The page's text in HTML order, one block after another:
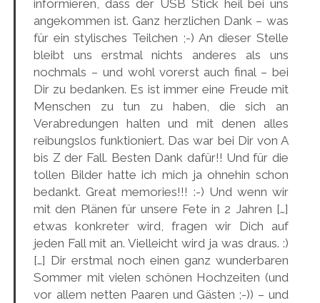
informieren, dass der USB Stick heil bei uns
angekommen ist. Ganz herzlichen Dank – was
für ein stylisches Teilchen ;-) An dieser Stelle
bleibt uns erstmal nichts anderes als uns
nochmals – und wohl vorerst auch final – bei
Dir zu bedanken. Es ist immer eine Freude mit
Menschen zu tun zu haben, die sich an
Verabredungen halten und mit denen alles
reibungslos funktioniert. Das war bei Dir von A
bis Z der Fall. Besten Dank dafür!! Und für die
tollen Bilder hatte ich mich ja ohnehin schon
bedankt. Great memories!!! :-) Und wenn wir
mit den Plänen für unsere Fete in 2 Jahren […]
etwas konkreter wird, fragen wir Dich auf
jeden Fall mit an. Vielleicht wird ja was draus. :)
[…] Dir erstmal noch einen ganz wunderbaren
Sommer mit vielen schönen Hochzeiten (und
vor allem netten Paaren und Gästen ;-)) – und